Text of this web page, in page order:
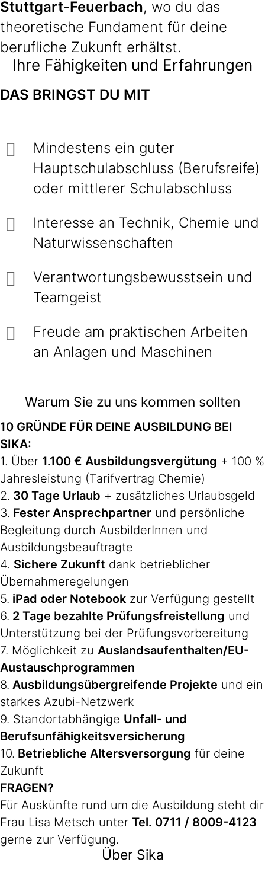
Stuttgart-Feuerbach, wo du das
theoretische Fundament für deine
berufliche Zukunft erhältst.
Ihre Fähigkeiten und Erfahrungen
DAS BRINGST DU MIT
Mindestens ein guter
Hauptschulabschluss (Berufsreife)
oder mittlerer Schulabschluss
Interesse an Technik, Chemie und
Naturwissenschaften
Verantwortungsbewusstsein und
Teamgeist
Freude am praktischen Arbeiten
an Anlagen und Maschinen
Warum Sie zu uns kommen sollten
10 GRÜNDE FÜR DEINE AUSBILDUNG BEI
SIKA:
1. Über 1.100 € Ausbildungsvergütung + 100 %
Jahresleistung (Tarifvertrag Chemie)
2. 30 Tage Urlaub + zusätzliches Urlaubsgeld
3. Fester Ansprechpartner und persönliche
Begleitung durch AusbilderInnen und
Ausbildungsbeauftragte
4. Sichere Zukunft dank betrieblicher
Übernahmeregelungen
5. iPad oder Notebook zur Verfügung gestellt
6. 2 Tage bezahlte Prüfungsfreistellung und
Unterstützung bei der Prüfungsvorbereitung
7. Möglichkeit zu Auslandsaufenthalten/EU-
Austauschprogrammen
8. Ausbildungsübergreifende Projekte und ein
starkes Azubi-Netzwerk
9. Standortabhängige Unfall- und
Berufsunfähigkeitsversicherung
10. Betriebliche Altersversorgung für deine
Zukunft
FRAGEN?
Für Auskünfte rund um die Ausbildung steht dir
Frau Lisa Metsch unter Tel. 0711 / 8009-4123
gerne zur Verfügung.
Über Sika